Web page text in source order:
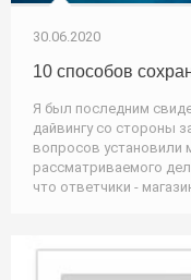
30.06.2020
10 способов
Я был последним
дайвингу со стороны
вопросов установили
рассматриваемого
что ответчики -